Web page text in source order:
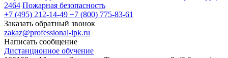
2464 Пожарная безопасность
+7 (495) 212-14-49 +7 (800) 775-83-61
Заказать обратный звонок
zakaz@professional-ipk.ru
Написать сообщение
Дистанционное обучение